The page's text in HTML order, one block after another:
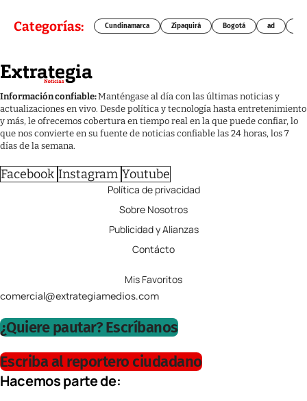
Categorías: Cundinamarca Zipaquirá Bogotá ad
Información confiable:Manténgase al día con las últimas noticias y
actualizaciones en vivo. Desde política y tecnología hasta entretenimiento
y más, le ofrecemos cobertura en tiempo real en la que puede confiar, lo
que nos convierte en su fuente de noticias confiable las 24 horas, los 7
días de la semana.
Facebook Instagram Youtube
Política de privacidad
Sobre Nosotros
Publicidad y Alianzas
Contácto
Mis Favoritos
comercial@extrategiamedios.com
¿Quiere pautar? Escríbanos
Escriba al reportero ciudadano
Hacemos parte de: